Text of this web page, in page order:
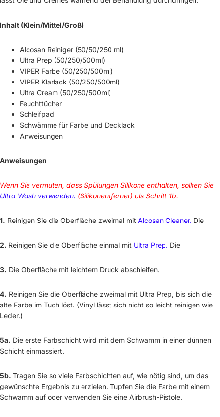
Inhalt (Klein/Mittel/Groß)
Alcosan Reiniger (50/50/250 ml)
Ultra Prep (50/250/500ml)
VIPER Farbe (50/250/500ml)
VIPER Klarlack (50/250/500ml)
Ultra Cream (50/250/500ml)
Feuchttücher
Schleifpad
Schwämme für Farbe und Decklack
Anweisungen
Anweisungen
Wenn Sie vermuten, dass Spülungen Silikone enthalten, sollten Sie
Ultra Wash verwenden. (Silikonentferner) als Schritt 1b.
1. Reinigen Sie die Oberfläche zweimal mit Alcosan Cleaner. Die
2. Reinigen Sie die Oberfläche einmal mit Ultra Prep. Die
3. Die Oberfläche mit leichtem Druck abschleifen.
4. Reinigen Sie die Oberfläche zweimal mit Ultra Prep, bis sich die
alte Farbe im Tuch löst. (Vinyl lässt sich nicht so leicht reinigen wie
Leder.)
5a. Die erste Farbschicht wird mit dem Schwamm in einer dünnen
Schicht einmassiert.
5b. Tragen Sie so viele Farbschichten auf, wie nötig sind, um das
gewünschte Ergebnis zu erzielen. Tupfen Sie die Farbe mit einem
Schwamm auf oder verwenden Sie eine Airbrush-Pistole.